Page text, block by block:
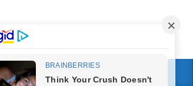
МАРКЕТИНГ